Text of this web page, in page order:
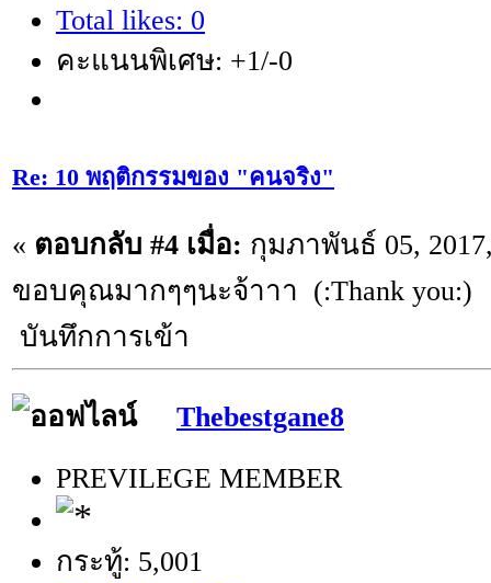
Total likes: 0
คะแนนพิเศษ: +1/-0
Re: 10 พฤติกรรมของ "คนจริง"
« ตอบกลับ #4 เมื่อ: กุมภาพันธ์ 05,
ขอบคุณมากๆๆนะจ้าาา (:Thank you:)
บันทึกการเข้า
Thebestgane8
PREVILEGE MEMBER
กระทู้: 5,001